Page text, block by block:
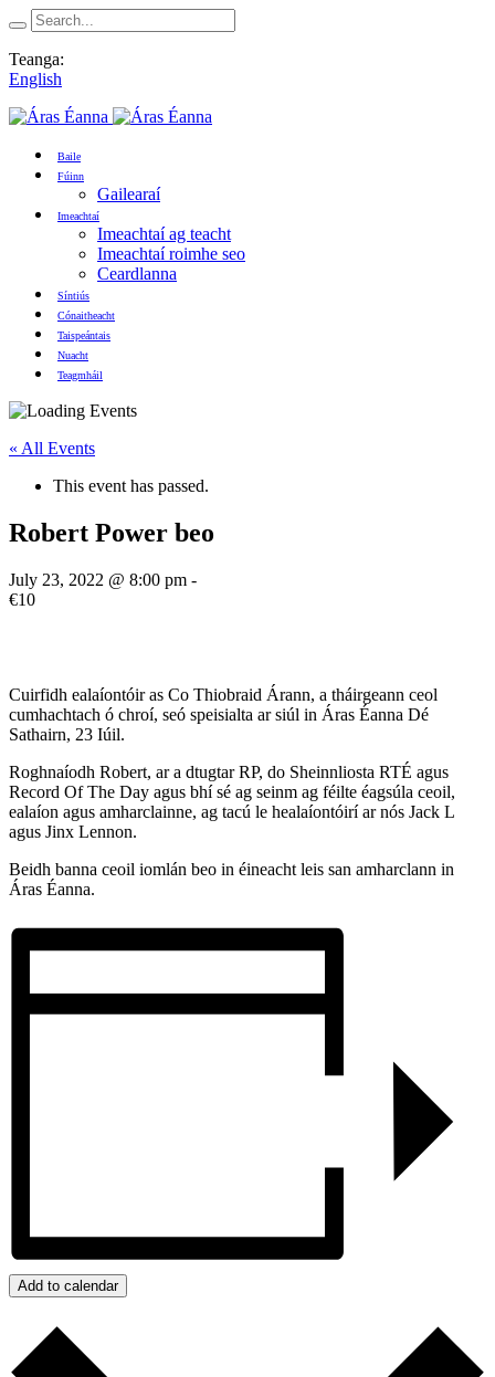
Teanga:
English
Baile
Fúinn
Gailearaí
Imeachtaí
Imeachtaí ag teacht
Imeachtaí roimhe seo
Ceardlanna
Síntiús
Cónaitheacht
Taispeántais
Nuacht
Teagmháil
« All Events
This event has passed.
Robert Power beo
July 23, 2022 @ 8:00 pm -
€10
Cuirfidh ealaíontóir as Co Thiobraid Árann, a tháirgeann ceol
cumhachtach ó chroí, seó speisialta ar siúl in Áras Éanna Dé
Sathairn, 23 Iúil.
Roghnaíodh Robert, ar a dtugtar RP, do Sheinnliosta RTÉ agus
Record Of The Day agus bhí sé ag seinm ag féilte éagsúla ceoil,
ealaíon agus amharclainne, ag tacú le healaíontóirí ar nós Jack L
agus Jinx Lennon.
Beidh banna ceoil iomlán beo in éineacht leis san amharclann in
Áras Éanna.
Add to calendar